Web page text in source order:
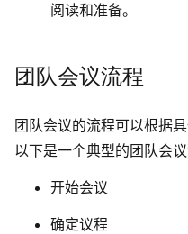
阅读和准备。
团队会议流程
团队会议的流程可以根据
以下是一个典型的团队会议
开始会议
确定议程